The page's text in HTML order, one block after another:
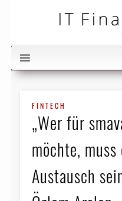
FINTECH
„Wer für
möchte,
Austausch